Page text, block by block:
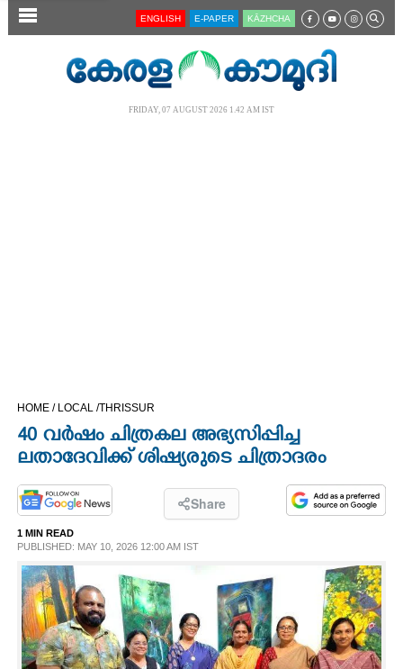
SECTIONS
LIFESTYLE
SPIRITUAL
ENGLISH E-PAPER KĀZHCHA
FRIDAY, 07 AUGUST 2026 1.42 AM IST
HOME / LOCAL /THRISSUR
40 വർഷം ചിത്രകല അഭ്യസിപ്പിച്ച
ലതാദേവിക്ക് ശിഷ്യരുടെ ചിത്രാദരം
Share
1 MIN READ
PUBLISHED: MAY 10, 2026 12:00 AM IST